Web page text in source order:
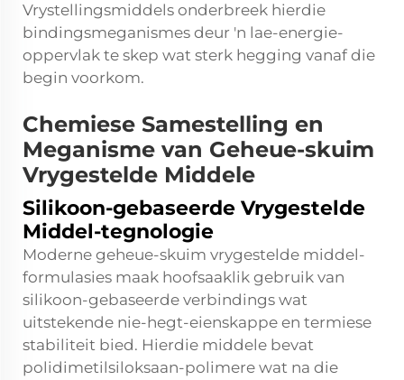
Vrystellingsmiddels onderbreek hierdie
bindingsmeganismes deur 'n lae-energie-
oppervlak te skep wat sterk hegging vanaf die
begin voorkom.
Chemiese Samestelling en
Meganisme van Geheue-skuim
Vrygestelde Middele
Silikoon-gebaseerde Vrygestelde
Middel-tegnologie
Moderne geheue-skuim vrygestelde middel-
formulasies maak hoofsaaklik gebruik van
silikoon-gebaseerde verbindings wat
uitstekende nie-hegt-eienskappe en termiese
stabiliteit bied. Hierdie middele bevat
polidimetilsiloksaan-polimere wat na die